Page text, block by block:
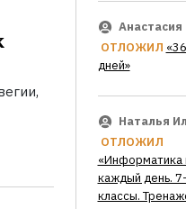
Анастасия
ОТЛОЖИЛ
дней»
Наталья
ОТЛОЖИЛ
«Информатика
каждый день.
классы.